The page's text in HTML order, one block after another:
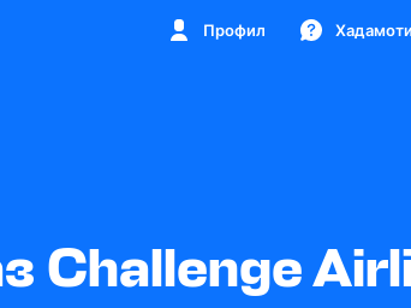
Профил
Challenge